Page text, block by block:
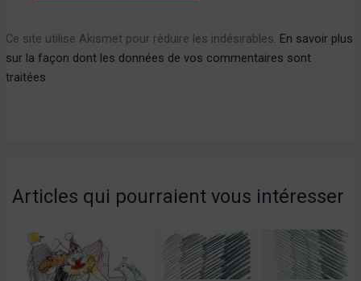
Ce site utilise Akismet pour réduire les indésirables. En savoir plus
sur la façon dont les données de vos commentaires sont
traitées.
Articles qui pourraient vous intéresser